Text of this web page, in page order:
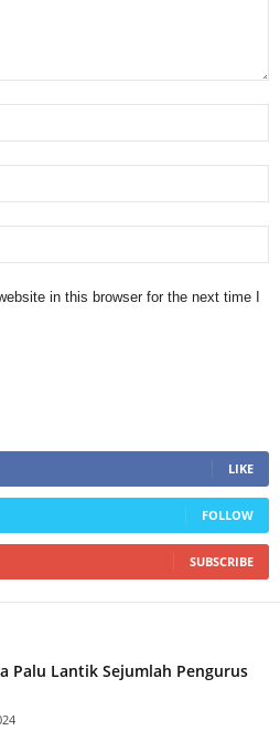
in this browser for the next time I
LIKE
FOLLOW
SUBSCRIBE
Palu Lantik Sejumlah Pengurus